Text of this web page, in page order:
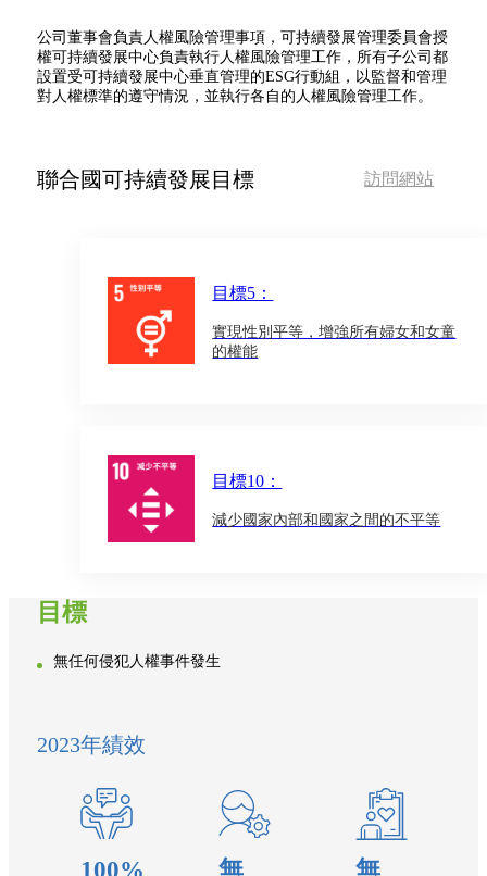
公司董事會負責人權風險管理事項，可持續發展管理委員會授
權可持續發展中心負責執行人權風險管理工作，所有子公司都
設置受可持續發展中心垂直管理的ESG行動組，以監督和管理
對人權標準的遵守情況，並執行各自的人權風險管理工作。
聯合國可持續發展目標 訪問網站
目標5：
實現性別平等，增強所有婦女和女童
的權能
目標10：
減少國家內部和國家之間的不平等
目標
無任何侵犯人權事件發生
2023年績效
100% 無 無